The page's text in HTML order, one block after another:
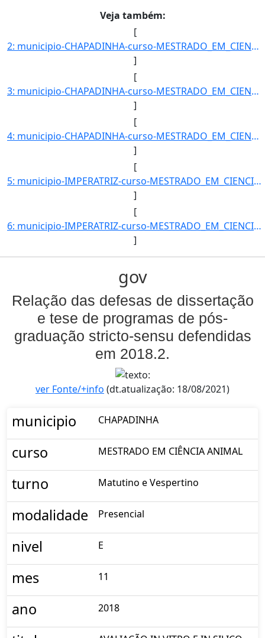
Veja também:
[
2: municipio-CHAPADINHA-curso-MESTRADO_EM_CIENCIA_ANIMAL-turno-Matutino_e_Vespertino-modalidade-Presenc]
]
[
3: municipio-CHAPADINHA-curso-MESTRADO_EM_CIENCIA_ANIMAL-turno-Matutino_e_Vespertino-modalidade-Presenc]
]
[
4: municipio-CHAPADINHA-curso-MESTRADO_EM_CIENCIA_ANIMAL-turno-Matutino_e_Vespertino-modalidade-Presenc]
]
[
5: municipio-IMPERATRIZ-curso-MESTRADO_EM_CIENCIA_DOS_MATERIAIS-turno-Matutino_e_Vespertino-modalidade-]
]
[
6: municipio-IMPERATRIZ-curso-MESTRADO_EM_CIENCIA_DOS_MATERIAIS-turno-Matutino_e_Vespertino-modalidade-]
]
gov
Relação das defesas de dissertação
e tese de programas de pós-
graduação stricto-sensu defendidas
em 2018.2.
ver Fonte/+info (dt.atualização: 18/08/2021)
municipio CHAPADINHA
curso MESTRADO EM CIÊNCIA ANIMAL
turno Matutino e Vespertino
modalidade Presencial
nivel E
mes 11
ano 2018